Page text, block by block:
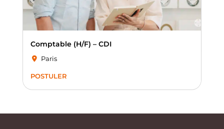
Comptable (H/F) – CDI
POSTULER
Paris